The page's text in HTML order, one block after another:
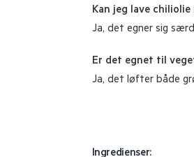
Kan jeg lave chiliolie
Ja, det egner sig
Er det egnet til
Ja, det løfter både
Ingredienser: